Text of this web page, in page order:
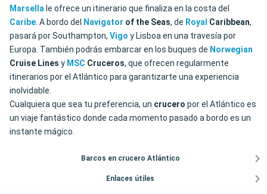
Marsella le ofrece un itinerario que finaliza en la costa del
Caribe. A bordo del Navigator of the Seas, de Royal Caribbean,
pasará por Southampton, Vigo y Lisboa en una travesía por
Europa. También podrás embarcar en los buques de Norwegian
Cruise Lines y MSC Cruceros, que ofrecen regularmente
itinerarios por el Atlántico para garantizarte una experiencia
inolvidable.
Cualquiera que sea tu preferencia, un crucero por el Atlántico es
un viaje fantástico donde cada momento pasado a bordo es un
instante mágico.
Barcos en crucero Atlántico
Enlaces útiles